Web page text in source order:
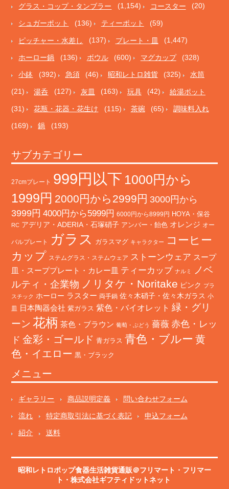
グラス・コップ・タンブラー (1,154) コースター (20)
シュガーポット (136) ティーポット (59)
ピッチャー・水差し (137) プレート・皿 (1,447)
ホーロー鍋 (136) ボウル (600) マグカップ (328)
小鉢 (392) 急須 (46) 昭和レトロ雑貨 (325) 水筒
(21) 湯呑 (127) 灰皿 (163) 玩具 (42) 給湯ポット
(31) 花瓶・花器・花生け (115) 茶碗 (65) 調味料入れ
(169) 鍋 (193)
サブカテゴリー
27cmプレート 999円以下 1000円から
1999円 2000円から2999円 3000円から
3999円 4000円から5999円 6000円から8999円 HOYA・保谷
RC アデリア・ADERIA・石塚硝子 アンバー・飴色 オレンジ オー
バルプレート ガラス ガラスマグ キャラクター
コーヒー
カップ ステムグラス・ステムウェア ストーンウェア スープ
皿・スーププレート・カレー皿 ティーカップ ナルミ
ノベ
ルティ・企業物 ノリタケ・Noritake ピンク プラ
スチック ホーロー ラスター 両手鍋 佐々木硝子・佐々木ガラス 小
皿
日本陶器会社 紫ガラス 紫色・バイオレット 緑・グリ
ーン 花柄 茶色・ブラウン 葡萄・ぶどう 薔薇 赤色・レッ
ド 金彩・ゴールド 青ガラス 青色・ブルー 黄
色・イエロー 黒・ブラック
メニュー
ギャラリー 商品説明定義 問い合わせフォーム
流れ 特定商取引法に基づく表記 申込フォーム
紹介 送料
昭和レトロポップ食器生活雑貨通販＠フリマート ・ フリマー
ト ・株式会社ギフティドットネット